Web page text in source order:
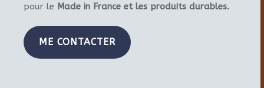
pour le Made in France et les produits durables.
ME CONTACTER